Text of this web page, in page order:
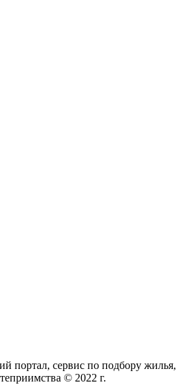
портал, сервис по подбору жилья,
© 2022 г.